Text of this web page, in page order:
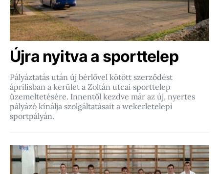
Újra nyitva a sporttelep
Pályáztatás után új bérlővel kötött szerződést
áprilisban a kerület a Zoltán utcai sporttelep
üzemeltetésére. Innentől kezdve már az új, nyertes
pályázó kínálja szolgáltatásait a wekerletelepi
sportpályán.